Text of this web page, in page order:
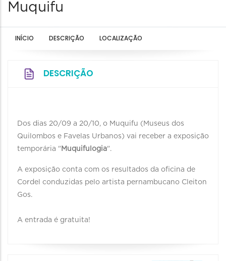
Muquifu
INÍCIO DESCRIÇÃO LOCALIZAÇÃO
DESCRIÇÃO
Dos dias 20/09 a 20/10, o Muquifu (Museus dos
Quilombos e Favelas Urbanos) vai receber a exposição
temporária " Muquifulogia".
A exposição conta com os resultados da oficina de
Cordel conduzidas pelo artista pernambucano Cleiton
Gos.
A entrada é gratuita!